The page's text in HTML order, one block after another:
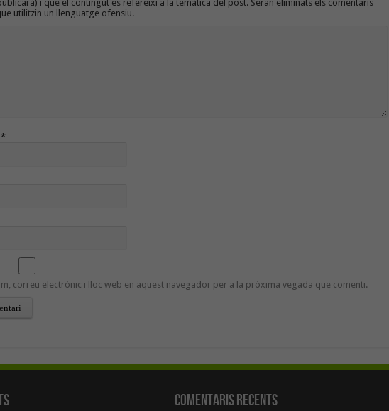
i que el contingut es refereixi a la temàtica del post. Seran eliminats els comentaris
utilitzin un llenguatge ofensiu.
*
correu electrònic i lloc web en aquest navegador per a la pròxima vegada que comenti.
Comentaris Recents